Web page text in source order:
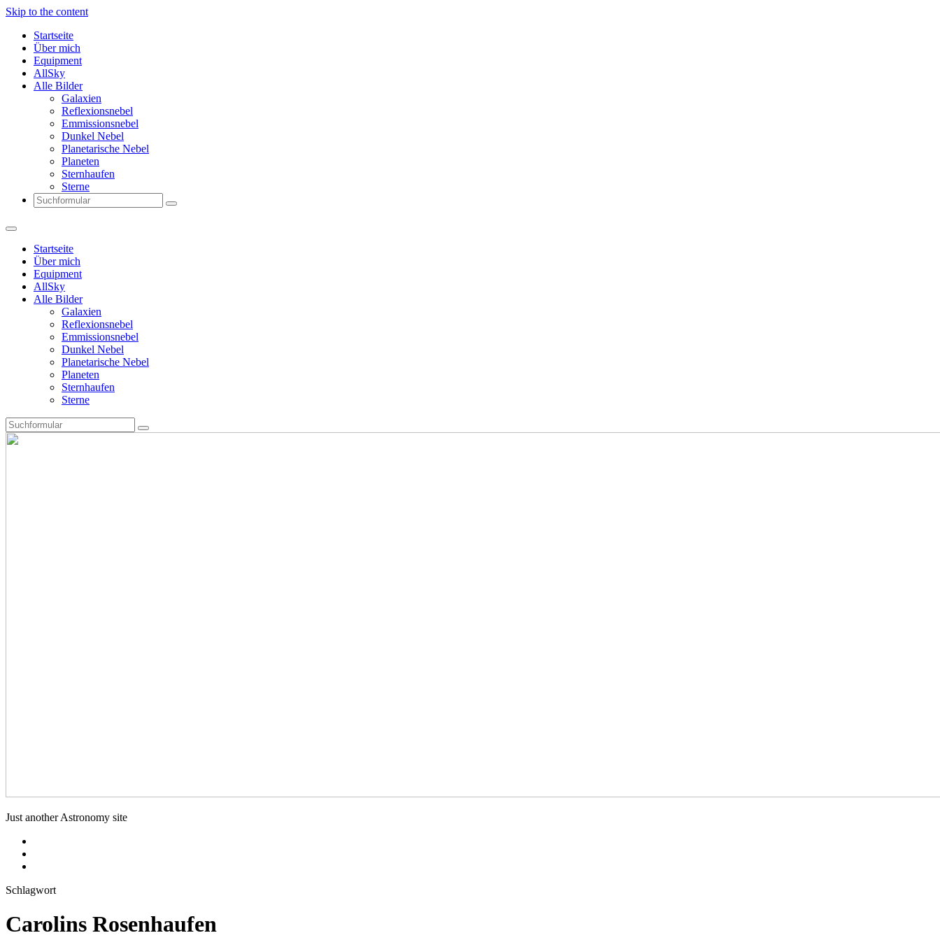
Skip to the content
Startseite
Über mich
Equipment
AllSky
Alle Bilder
Galaxien
Reflexionsnebel
Emmissionsnebel
Dunkel Nebel
Planetarische Nebel
Planeten
Sternhaufen
Sterne
Search
Startseite
Über mich
Equipment
AllSky
Alle Bilder
Galaxien
Reflexionsnebel
Emmissionsnebel
Dunkel Nebel
Planetarische Nebel
Planeten
Sternhaufen
Sterne
Search
Just another Astronomy site
Schlagwort
Carolins Rosenhaufen